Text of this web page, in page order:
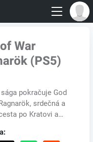
War
(PS5)
pokračuje God
srdečná a
po Kratovi a
a nechat jít.